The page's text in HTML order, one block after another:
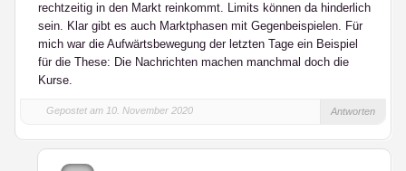
rechtzeitig in den Markt reinkommt. Limits können da hinderlich
sein. Klar gibt es auch Marktphasen mit Gegenbeispielen. Für
mich war die Aufwärtsbewegung der letzten Tage ein Beispiel
für die These: Die Nachrichten machen manchmal doch die
Kurse.
Gepostet am 10. November 2020 Antworten